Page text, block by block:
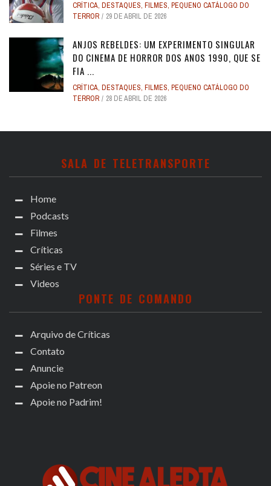
CRÍTICA, DESTAQUES, FILMES, PEQUENO CATÁLOGO DO
TERROR
29 DE ABRIL DE 2026
ANJOS REBELDES: UM EXPERIMENTO SINGULAR
DO CINEMA DE HORROR DOS ANOS 1990, QUE SE
FIA ...
CRÍTICA, DESTAQUES, FILMES, PEQUENO CATÁLOGO DO
TERROR
28 DE ABRIL DE 2026
SALA DE TELETRANSPORTE
Home
Podcasts
Filmes
Críticas
Séries e TV
Videos
PONTE DE COMANDO
Arquivo de Críticas
Contato
Anuncie
Apoie no Patreon
Apoie no Padrim!